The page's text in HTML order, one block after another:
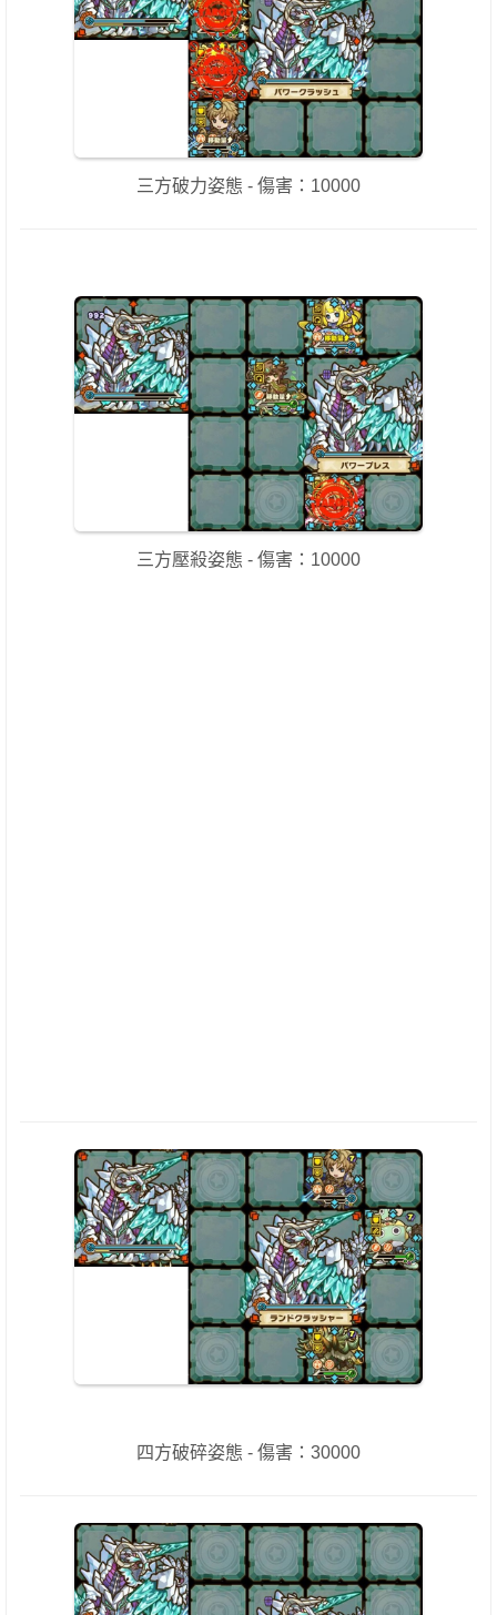
三方破力姿態 - 傷害：10000
三方壓殺姿態 - 傷害：10000
四方破碎姿態 - 傷害：30000